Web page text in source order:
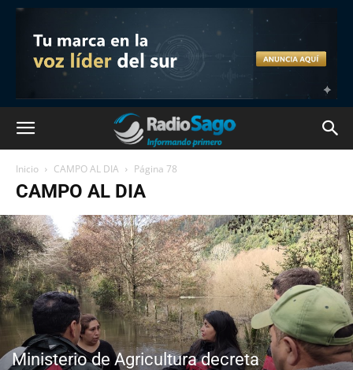
Inicio CAMPO AL DIA Página 78
CAMPO AL DIA
Ministerio de Agricultura decreta